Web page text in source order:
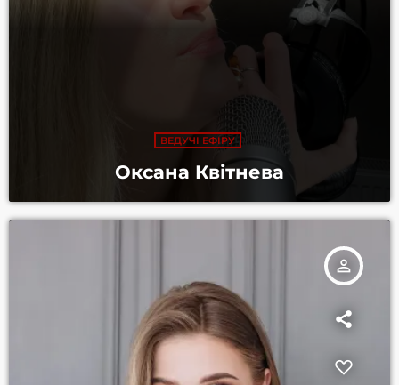
ВЕДУЧІ ЕФІРУ
Оксана Квітнева
person_outline